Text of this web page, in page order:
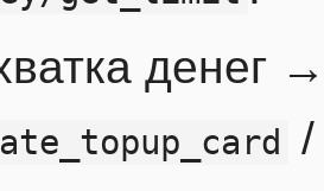
денег